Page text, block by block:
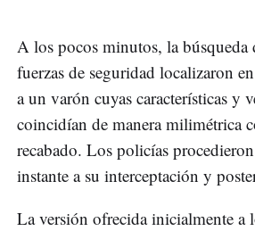
A los pocos minutos, la búsqueda
fuerzas de seguridad localizaron
a un varón cuyas características y
coincidían de manera milimétrica
recabado. Los policías
instante a su interceptación y
La versión ofrecida inicialmente a